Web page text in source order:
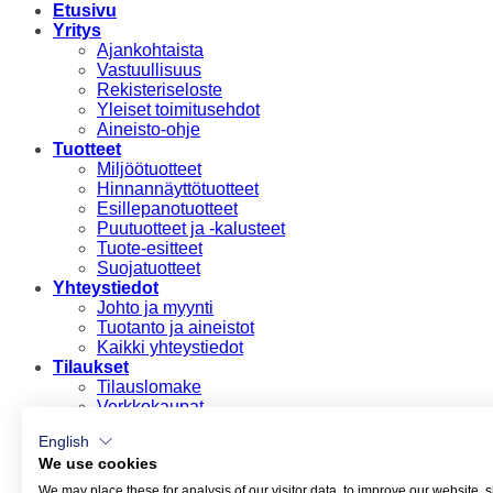
Etusivu
Yritys
Ajankohtaista
Vastuullisuus
Rekisteriseloste
Yleiset toimitusehdot
Aineisto-ohje
Tuotteet
Miljöötuotteet
Hinnannäyttötuotteet
Esillepanotuotteet
Puutuotteet ja -kalusteet
Tuote-esitteet
Suojatuotteet
Yhteystiedot
Johto ja myynti
Tuotanto ja aineistot
Kaikki yhteystiedot
Tilaukset
Tilauslomake
Verkkokaupat
English
We use cookies